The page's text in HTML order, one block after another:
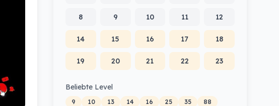
8 9 10 11 12
14 15 16 17 18
19 20 21 22 23
Beliebte Level
9 10 13 14 16 25 35 88